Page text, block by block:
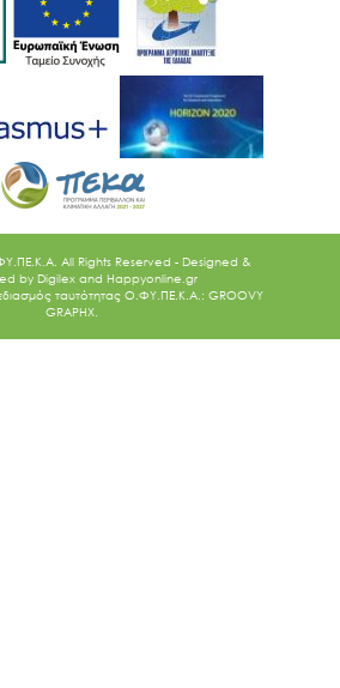
All Rights Reserved - Designed &
by Digilex and Happyonline.gr
ταυτότητας Ο.ΦΥ.ΠΕ.Κ.Α.: GROOVY
GRAPHX.